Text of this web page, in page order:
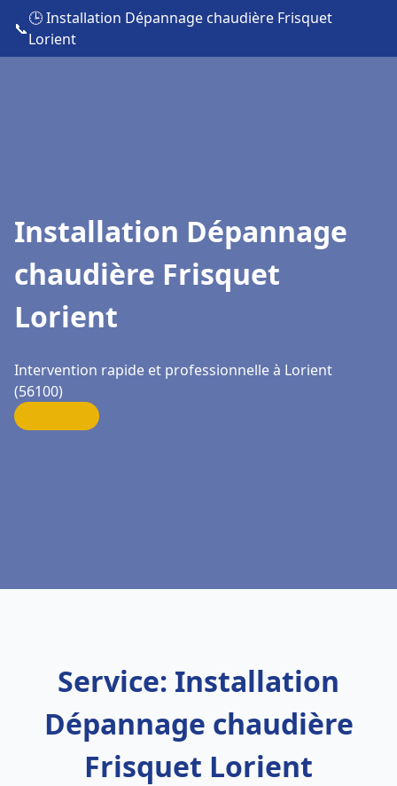
📞
🕒 Installation Dépannage chaudière Frisquet
Lorient
Installation Dépannage
chaudière Frisquet
Lorient
Intervention rapide et professionnelle à Lorient
(56100)
Service: Installation
Dépannage chaudière
Frisquet Lorient